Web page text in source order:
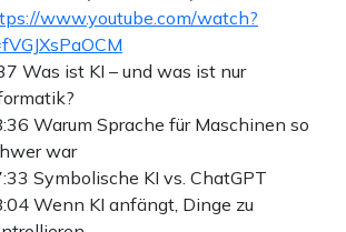
www.youtube.com/watch?
Was ist KI – und was ist nur
Warum Sprache für Maschinen so
war
Symbolische KI vs. ChatGPT
Wenn KI anfängt, Dinge zu